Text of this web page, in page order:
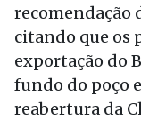
recomendação
citando que os
exportação do
fundo do poço
reabertura da